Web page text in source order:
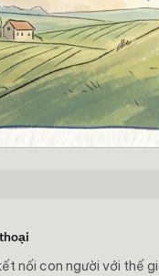
nối con người với thế